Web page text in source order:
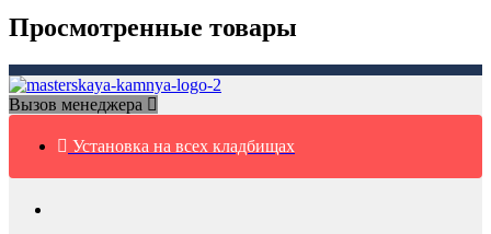
Просмотренные товары
Вызов менеджера
Установка на всех кладбищах